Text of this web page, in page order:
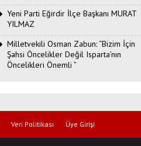
Yeni Parti Eğirdir İlçe Başkanı MURAT
YILMAZ
Milletvekili Osman Zabun: “Bizim İçin
Şahsi Öncelikler Değil Isparta’nın
Öncelikleri Önemli ”
Veri Politikası Üye Girişi